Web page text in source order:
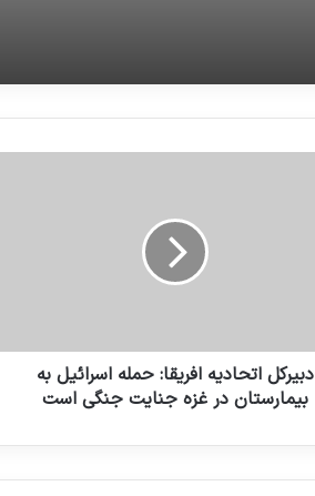
دبیرکل اتحادیه افریقا: حمله اسرائیل به
بیمارستان در غزه جنایت جنگی است